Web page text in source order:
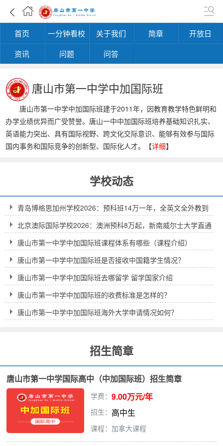
首页 一分钟看校 关于我们 简章
开放日
资讯
问题 问答
唐山市第一中学中加国际班
唐山市第一中学中加国际班建于2011年，因教育教学特色鲜明和
办学业绩优异而广受赞誉。唐山一中中加国际班培养基础知识扎实、
英语能力突出、具有国际视野、跨文化交际意识、能够有效参与国际
国内事务和国际竞争的创新型、国际化人才。【详细】
学校动态
青岛博格思加州学校2026：预科班14万一年，全英文全外教到
底值不值得？
北京澳际国际学校2026：澳洲预科8万起，新南威尔士大学直通
车到底靠不靠谱？
唐山市第一中学中加国际班课程体系有哪些（课程介绍）
唐山市第一中学中加国际班是否接收中国籍学生情况？
唐山市第一中学中加国际班去哪留学 留学国家介绍
唐山市第一中学中加国际班的收费标准是怎样的？
唐山市第一中学中加国际班海外大学申请情况如何？
招生简章
唐山市第一中学国际高中（中加国际班）招生简章
学费： 9.00万元/年
招生： 高中生
课程：加拿大课程